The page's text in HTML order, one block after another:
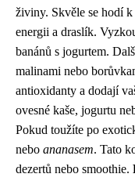
živiny. Skvěle se hodí
energii a draslík.
banánů s jogurtem.
malinami nebo
antioxidanty a dodají
ovesné kaše, jogurtu
Pokud toužíte po
nebo ananasem. Tato
dezertů nebo smoothie.